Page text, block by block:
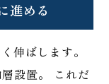
進める
伸ばします。
設置。 これだ